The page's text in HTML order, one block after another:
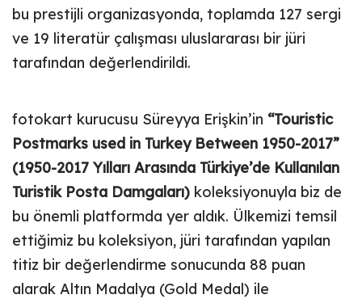
bu prestijli organizasyonda, toplamda 127 sergi
ve 19 literatür çalışması uluslararası bir jüri
tarafından değerlendirildi.
fotokart kurucusu Süreyya Erişkin’in “Touristic
Postmarks used in Turkey Between 1950-2017”
(1950-2017 Yılları Arasında Türkiye’de Kullanılan
Turistik Posta Damgaları) koleksiyonuyla biz de
bu önemli platformda yer aldık. Ülkemizi temsil
ettiğimiz bu koleksiyon, jüri tarafından yapılan
titiz bir değerlendirme sonucunda 88 puan
alarak Altın Madalya (Gold Medal) ile